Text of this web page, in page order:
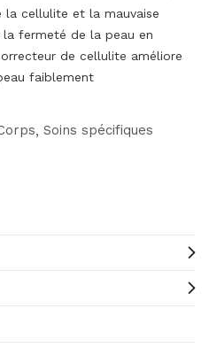
cellulite et la mauvaise
fermeté de la peau en
de cellulite améliore
faiblement
Soins spécifiques